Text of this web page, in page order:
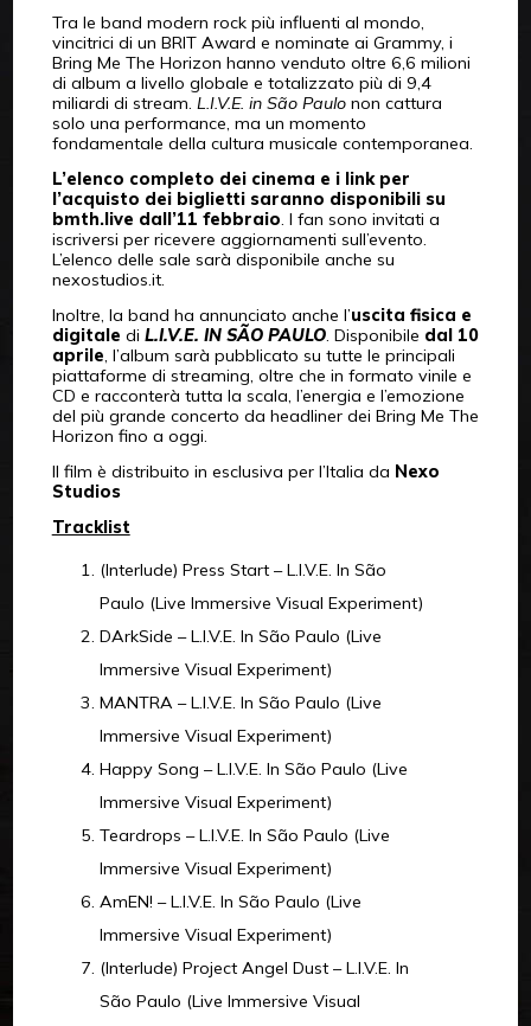
Tra le band modern rock più influenti al mondo,
vincitrici di un BRIT Award e nominate ai Grammy, i
Bring Me The Horizon hanno venduto oltre 6,6 milioni
di album a livello globale e totalizzato più di 9,4
miliardi di stream. L.I.V.E. in São Paulonon cattura
solo una performance, ma un momento
fondamentale della cultura musicale contemporanea.
L’elenco completo dei cinema e i link per
l’acquisto dei biglietti saranno disponibili su
bmth.live dall’11 febbraio. I fan sono invitati a
iscriversi per ricevere aggiornamenti sull’evento.
L’elenco delle sale sarà disponibile anche su
nexostudios.it.
Inoltre, la band ha annunciato anche l’uscita fisica e
digitale di L.I.V.E. IN SÃO PAULO. Disponibile dal 10
aprile, l’album sarà pubblicato su tutte le principali
piattaforme di streaming, oltre che in formato vinile e
CD e racconterà tutta la scala, l’energia e l’emozione
del più grande concerto da headliner dei Bring Me The
Horizon fino a oggi.
Il film è distribuito in esclusiva per l’Italia da Nexo
Studios
Tracklist
(Interlude) Press Start – L.I.V.E. In São
Paulo (Live Immersive Visual Experiment)
DArkSide – L.I.V.E. In São Paulo (Live
Immersive Visual Experiment)
MANTRA – L.I.V.E. In São Paulo (Live
Immersive Visual Experiment)
Happy Song – L.I.V.E. In São Paulo (Live
Immersive Visual Experiment)
Teardrops – L.I.V.E. In São Paulo (Live
Immersive Visual Experiment)
AmEN! – L.I.V.E. In São Paulo (Live
Immersive Visual Experiment)
(Interlude) Project Angel Dust – L.I.V.E. In
São Paulo (Live Immersive Visual